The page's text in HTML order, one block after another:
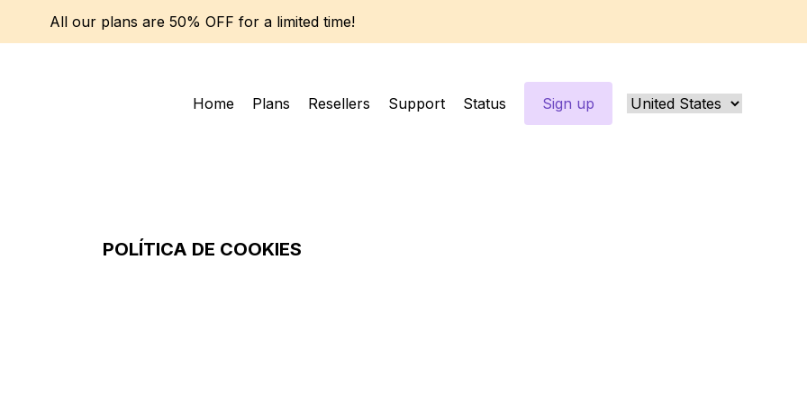
All our plans are 50% OFF for a limited time!
Home Plans Resellers Support Status Sign up
POLÍTICA DE COOKIES